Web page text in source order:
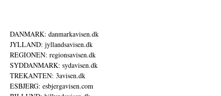
DANMARK: danmarkavisen.dk
JYLLAND: jyllandsavisen.dk
REGIONEN: regionsavisen.dk
SYDDANMARK: sydavisen.dk
TREKANTEN: 3avisen.dk
ESBJERG: esbjergavisen.com